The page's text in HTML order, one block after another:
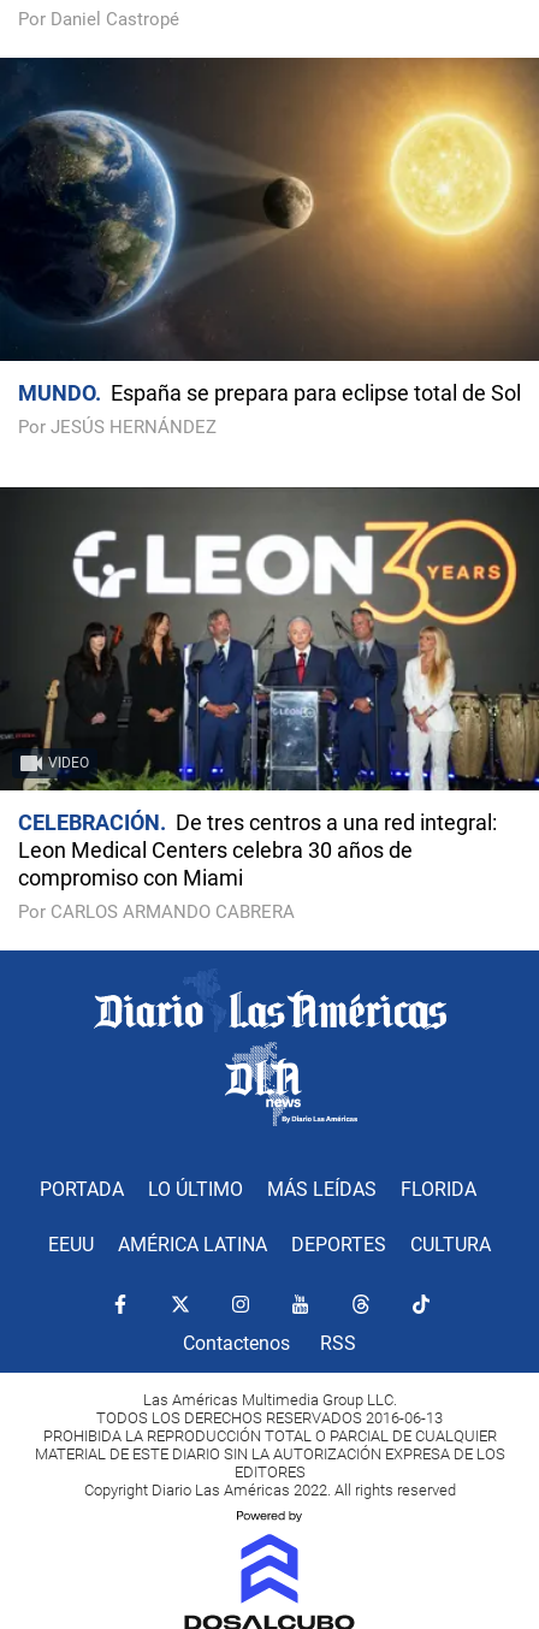
Por Daniel Castropé
MUNDO España se prepara para eclipse total de Sol
Por JESÚS HERNÁNDEZ
VIDEO
CELEBRACIÓN
De tres centros a una red integral:
Leon Medical Centers celebra 30 años de
compromiso con Miami
Por CARLOS ARMANDO CABRERA
PORTADA LO ÚLTIMO MÁS LEÍDAS FLORIDA
EEUU AMÉRICA LATINA DEPORTES CULTURA
Contactenos RSS
Las Américas Multimedia Group LLC.
TODOS LOS DERECHOS RESERVADOS 2016-06-13
PROHIBIDA LA REPRODUCCIÓN TOTAL O PARCIAL DE CUALQUIER
MATERIAL DE ESTE DIARIO SIN LA AUTORIZACIÓN EXPRESA DE LOS
EDITORES
Copyright Diario Las Américas 2022. All rights reserved